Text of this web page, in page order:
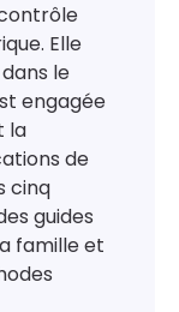
Elle
le
engagée
la
de
cinq
guides
famille et